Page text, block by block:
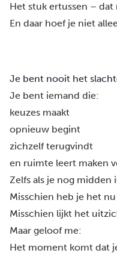
Het stuk ertussen –
En daar hoef je niet
Je bent nooit het
Je bent iemand die:
keuzes maakt
opnieuw begint
zichzelf terugvindt
en ruimte leert maken
Zelfs als je nog midden
Misschien heb je het
Misschien lijkt het
Maar geloof me:
Het moment komt dat